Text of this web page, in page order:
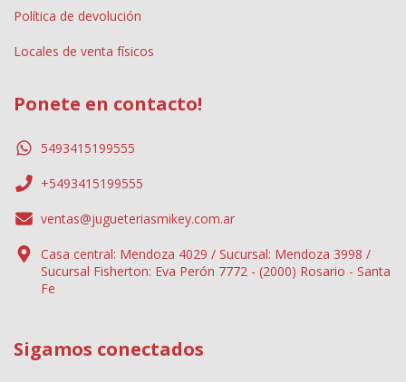
Política de devolución
Locales de venta físicos
Ponete en contacto!
5493415199555
+5493415199555
ventas@jugueteriasmikey.com.ar
Casa central: Mendoza 4029 / Sucursal: Mendoza 3998 /
Sucursal Fisherton: Eva Perón 7772 - (2000) Rosario - Santa
Fe
Sigamos conectados